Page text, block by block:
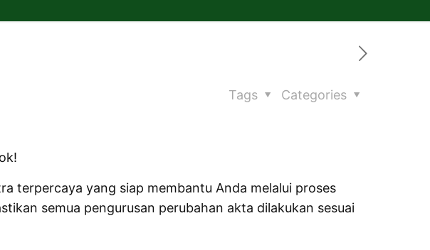
Categories
Tags
terpercaya yang siap membantu Anda melalui proses
semua pengurusan perubahan akta dilakukan sesuai